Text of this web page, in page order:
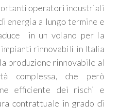
operatori industriali
energia a lungo termine e
in un volano per la
rinnovabili in Italia
produzione rinnovabile al
complessa, che però
efficiente dei rischi e
contrattuale in grado di